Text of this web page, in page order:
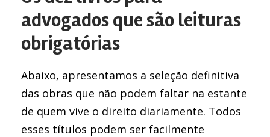
advogados que são leituras
obrigatórias
Abaixo, apresentamos a seleção definitiva
das obras que não podem faltar na estante
de quem vive o direito diariamente. Todos
esses títulos podem ser facilmente